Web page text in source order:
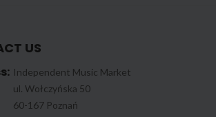
US
Independent Music Market
ul. Wołczyńska 50
60-167 Poznań